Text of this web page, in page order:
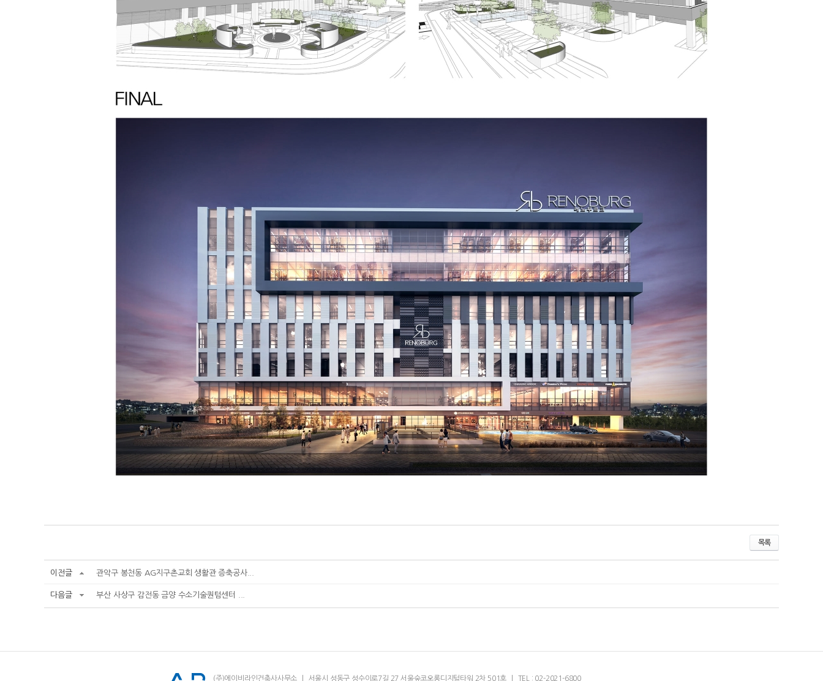
목록
이전글 관악구 봉천동 AG지구촌교회 생활관 증축공사...
다음글 부산 사상구 감전동 금양 수소기술퀀텀센터 ...
(주)에이비라인건축사사무소 서울시 성동구 성수이로7길 27 서울숲코오롱디지털타워 2차 501호 TEL : 02-2021-6800